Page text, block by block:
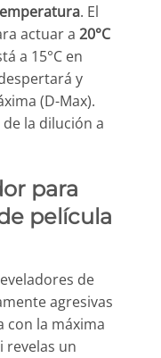
. El
actuar a 20°C
a 15°C en
y
(D-Max).
la dilución a
para
película
de
agresivas
con la máxima
revelas un